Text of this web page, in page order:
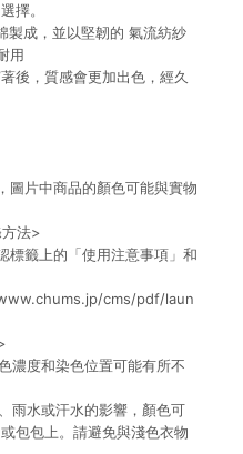
擇。
製成，並以堅韌的 氣流紡紗
用
後，質感會更加出色，經久
圖片中商品的顏色可能與實物
法>
標籤上的「使用注意事項」和
cms/pdf/laun
濃度和染色位置可能有所不
雨水或汗水的影響，顏色可
包包上。請避免與淺色衣物